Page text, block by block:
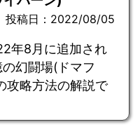
投稿日：2022/08/05
年8月に追加され
幻闘場(ドマフ
攻略方法の解説で